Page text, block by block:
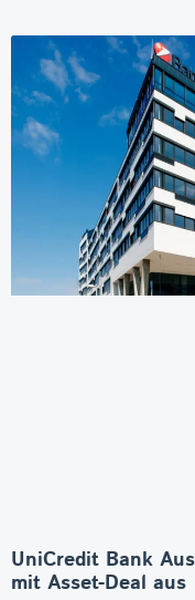
UniCredit Bank
mit Asset-Deal aus